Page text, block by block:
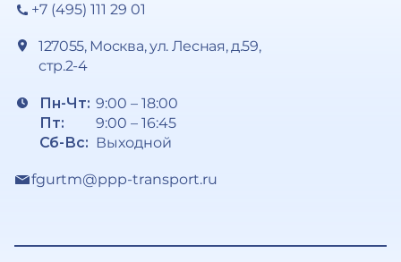
+7 (495) 111 29 01
127055, Москва, ул. Лесная, д.59,
стр.2-4
Пн-Чт:
Пт:
Сб-Вс:
9:00 – 18:00
9:00 – 16:45
Выходной
fgurtm@ppp-transport.ru